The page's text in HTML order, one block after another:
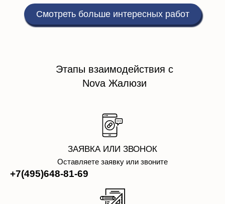
Смотреть больше интересных работ
Этапы взаимодействия с
Nova Жалюзи
ЗАЯВКА ИЛИ ЗВОНОК
Оставляете заявку или звоните
+7(495)648-81-69